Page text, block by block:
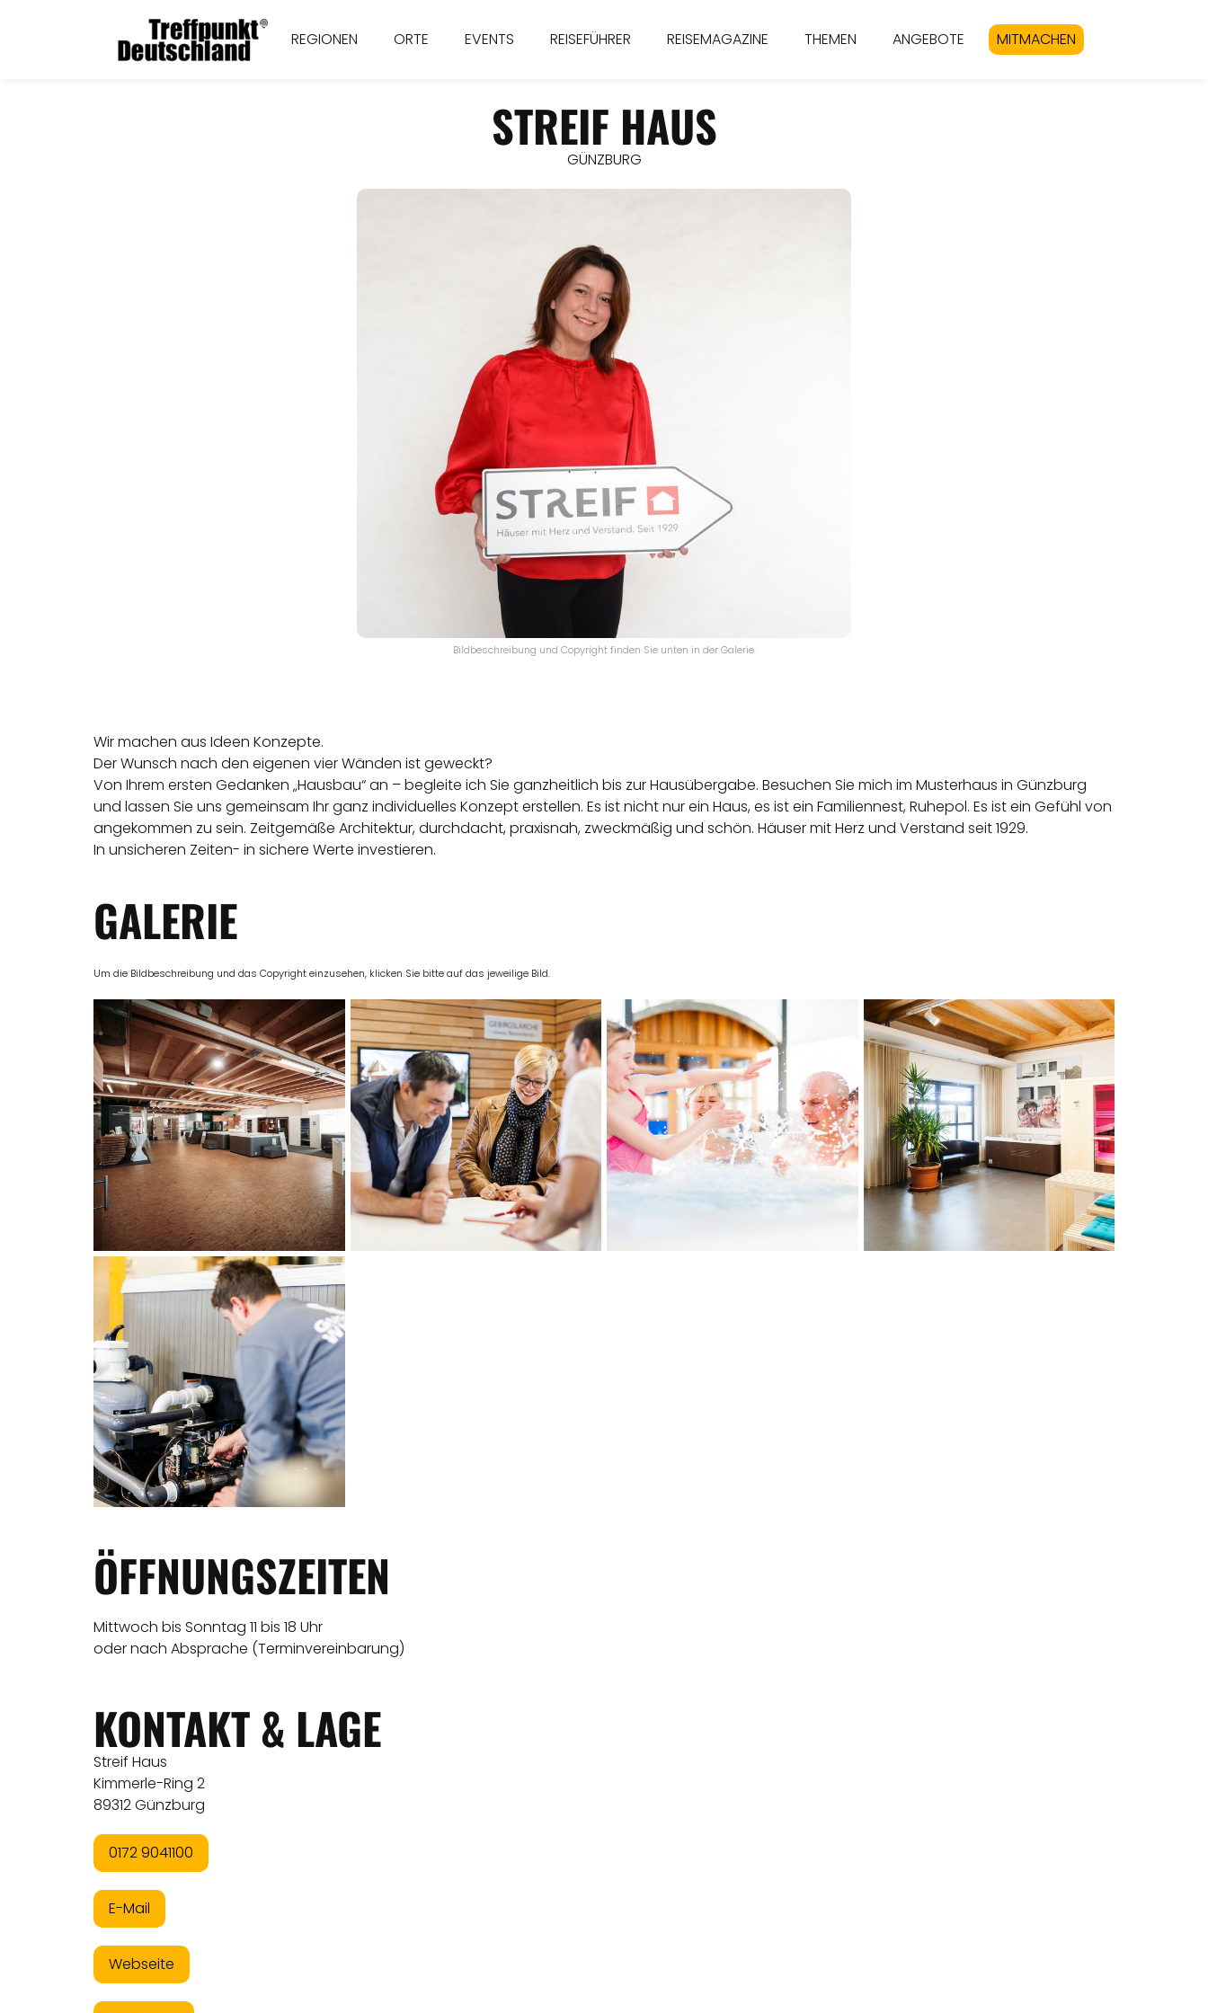
REGIONEN ORTE EVENTS REISEFÜHRER REISEMAGAZINE THEMEN ANGEBOTE MITMACHEN
STREIF HAUS
GÜNZBURG
Bildbeschreibung und Copyright finden Sie unten in der Galerie.
Wir machen aus Ideen Konzepte.
Der Wunsch nach den eigenen vier Wänden ist geweckt?
Von Ihrem ersten Gedanken „Hausbau“ an – begleite ich Sie ganzheitlich bis zur Hausübergabe. Besuchen Sie mich im Musterhaus in Günzburg
und lassen Sie uns gemeinsam Ihr ganz individuelles Konzept erstellen. Es ist nicht nur ein Haus, es ist ein Familiennest, Ruhepol. Es ist ein Gefühl von
angekommen zu sein. Zeitgemäße Architektur, durchdacht, praxisnah, zweckmäßig und schön. Häuser mit Herz und Verstand seit 1929.
In unsicheren Zeiten- in sichere Werte investieren.
GALERIE
Um die Bildbeschreibung und das Copyright einzusehen, klicken Sie bitte auf das jeweilige Bild.
ÖFFNUNGSZEITEN
Mittwoch bis Sonntag 11 bis 18 Uhr
oder nach Absprache (Terminvereinbarung)
KONTAKT & LAGE
Streif Haus
Kimmerle-Ring 2
89312 Günzburg
0172 9041100
E-Mail
Webseite